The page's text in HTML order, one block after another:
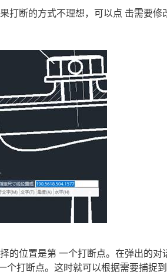
打断的方式不理想，可以点 击需要修
的位置是第 一个打断点。在弹出的对
个打断点。这时就可以根据需要捕捉